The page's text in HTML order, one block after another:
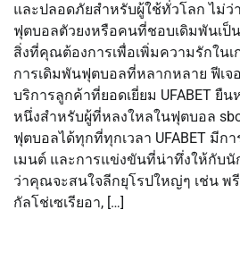
และปลอดภัยสำหรับผู้ใช้ทั่วโลก ไม่
ฟุตบอลตัวยงหรือคนที่ชอบเดิมพันเป็น
สิ่งที่คุณต้องการเพื่อเพิ่มความรักใน
การเดิมพันฟุตบอลที่หลากหลาย ฟีเจ
บริการลูกค้าที่ยอดเยี่ยม UFABET ยื
หนึ่งสำหรับผู้ที่หลงใหลในฟุตบอล
ฟุตบอลได้ทุกที่ทุกเวลา UFABET มีก
เมนต์ และการแข่งขันที่น่าทึ่งให้กับนั
ว่าคุณจะสนใจลีกยุโรปใหญ่ๆ เช่น พ
กัลโช่เซเรียอา, […]